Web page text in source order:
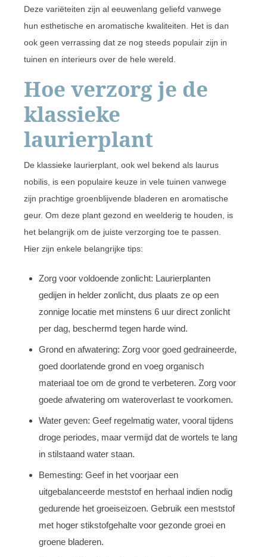
Deze variëteiten zijn al eeuwenlang geliefd vanwege
hun esthetische en aromatische kwaliteiten. Het is dan
ook geen verrassing dat ze nog steeds populair zijn in
tuinen en interieurs over de hele wereld.
Hoe verzorg je de
klassieke
laurierplant
De klassieke laurierplant, ook wel bekend als laurus
nobilis, is een populaire keuze in vele tuinen vanwege
zijn prachtige groenblijvende bladeren en aromatische
geur. Om deze plant gezond en weelderig te houden, is
het belangrijk om de juiste verzorging toe te passen.
Hier zijn enkele belangrijke tips:
Zorg voor voldoende zonlicht: Laurierplanten
gedijen in helder zonlicht, dus plaats ze op een
zonnige locatie met minstens 6 uur direct zonlicht
per dag, beschermd tegen harde wind.
Grond en afwatering: Zorg voor goed gedraineerde,
goed doorlatende grond en voeg organisch
materiaal toe om de grond te verbeteren. Zorg voor
goede afwatering om wateroverlast te voorkomen.
Water geven: Geef regelmatig water, vooral tijdens
droge periodes, maar vermijd dat de wortels te lang
in stilstaand water staan.
Bemesting: Geef in het voorjaar een
uitgebalanceerde meststof en herhaal indien nodig
gedurende het groeiseizoen. Gebruik een meststof
met hoger stikstofgehalte voor gezonde groei en
groene bladeren.